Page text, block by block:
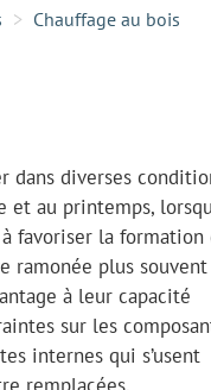
Chauffage au bois
dans diverses
et au printemps,
favoriser la formation
ramonée plus souvent
à leur capacité
sur les
internes qui s’usent